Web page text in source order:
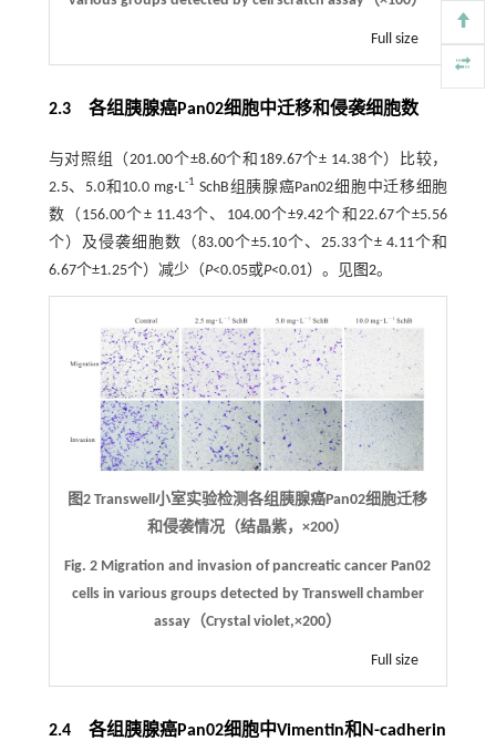
Full size
2.3 各组胰腺癌Pan02细胞中迁移和侵袭细胞数
与对照组（201.00个±8.60个和189.67个± 14.38个）比较，
2.5、5.0和10.0 mg·L-1 SchB组胰腺癌Pan02细胞中迁移细胞
数（156.00个± 11.43个、104.00个±9.42个和22.67个±5.56
个）及侵袭细胞数（83.00个±5.10个、25.33个± 4.11个和
6.67个±1.25个）减少（P<0.05或P<0.01）。见图2。
图2Transwell小室实验检测各组胰腺癌Pan02细胞迁移
和侵袭情况（结晶紫， ×200）
Fig. 2 Migration and invasion of pancreatic cancer Pan02
cells in various groups detected by Transwell chamber
assay（Crystal violet,×200）
Full size
2.4 各组胰腺癌Pan02细胞中Vimentin和N-cadherin